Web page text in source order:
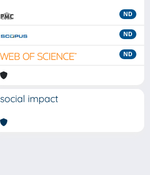
ND
ND
ND
social impact